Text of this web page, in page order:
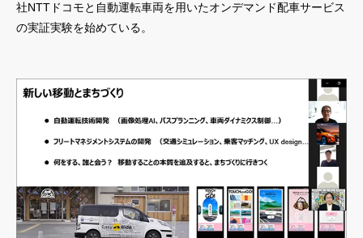
社NTTドコモと自動運転車両を用いたオンデマンド配車サービス
の実証実験を始めている。